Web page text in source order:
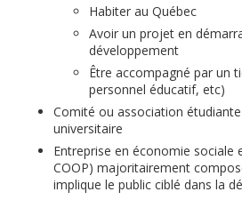
Habiter au Québec
Avoir un projet en
développement
Être accompagné par un
personnel éducatif, etc)
Comité ou association
universitaire
Entreprise en économie sociale
COOP) majoritairement
implique le public ciblé dans la